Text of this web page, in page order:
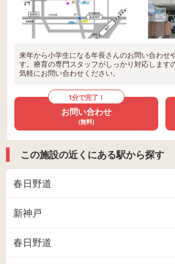
来年から小学生になる年長さんのお問い合わせ
す。療育の専門スタッフがしっかり対応します
気軽にお問い合わせください。
1分で完了！
お問い合わせ
(無料)
この施設の近くにある駅から探す
春日野道
新神戸
春日野道